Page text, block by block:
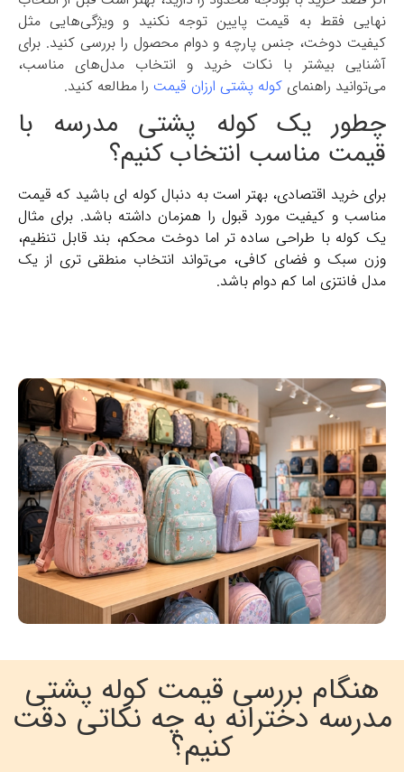
نهایی فقط به قیمت پایین توجه نکنید و ویژگی‌هایی مثل
کیفیت دوخت، جنس پارچه و دوام محصول را بررسی کنید. برای
آشنایی بیشتر با نکات خرید و انتخاب مدل‌های مناسب،
می‌توانید راهنمای کوله پشتی ارزان قیمت را مطالعه کنید.
چطور یک کوله پشتی مدرسه با
قیمت مناسب انتخاب کنیم؟
برای خرید اقتصادی، بهتر است به دنبال کوله ‌ای باشید که قیمت
مناسب و کیفیت مورد قبول را همزمان داشته باشد. برای مثال
یک کوله با طراحی ساده‌ تر اما دوخت محکم، بند قابل تنظیم،
وزن سبک و فضای کافی، می‌تواند انتخاب منطقی تری از یک
مدل فانتزی اما کم ‌دوام باشد.
هنگام بررسی قیمت کوله پشتی
مدرسه دخترانه به چه نکاتی دقت
کنیم؟